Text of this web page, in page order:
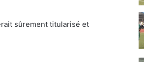
sûrement titularisé et